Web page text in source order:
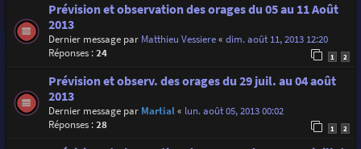
Prévision et observation des orages du 05 au 11 Août
2013
Dernier message par Matthieu Vessiere« dim. août 11, 2013 12:20
Réponses :24 1 2
Prévision et observ. des orages du 29 juil. au 04 août
2013
Dernier message par Martial« lun. août 05, 2013 00:02
Réponses :28 1 2